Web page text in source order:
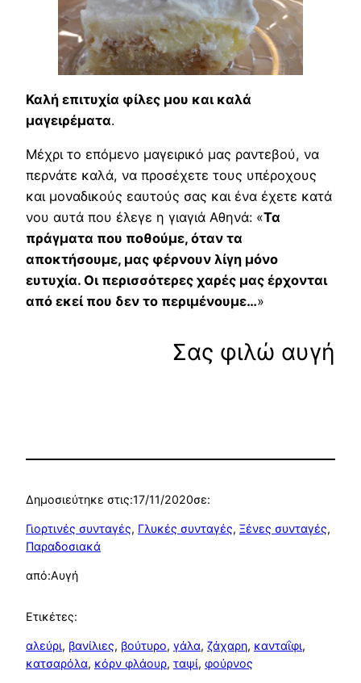
Καλή επιτυχία φίλες μου και καλά
μαγειρέματα.
Μέχρι το επόμενο μαγειρικό μας ραντεβού, να
περνάτε καλά, να προσέχετε τους υπέροχους
και μοναδικούς εαυτούς σας και ένα έχετε κατά
νου αυτά που έλεγε η γιαγιά Αθηνά: «Τα
πράγματα που ποθούμε, όταν τα
αποκτήσουμε, μας φέρνουν λίγη μόνο
ευτυχία. Οι περισσότερες χαρές μας έρχονται
από εκεί που δεν το περιμένουμε…»
Σας φιλώ αυγή
Δημοσιεύτηκε στις:17/11/2020σε:
Γιορτινές συνταγές, Γλυκές συνταγές, Ξένες συνταγές
Παραδοσιακά
από:Αυγή
Ετικέτες:
αλεύρι, βανίλιες, βούτυρο, γάλα, ζάχαρη, κανταΐφι
κατσαρόλα, κόρν φλάουρ, ταψί, φούρνος